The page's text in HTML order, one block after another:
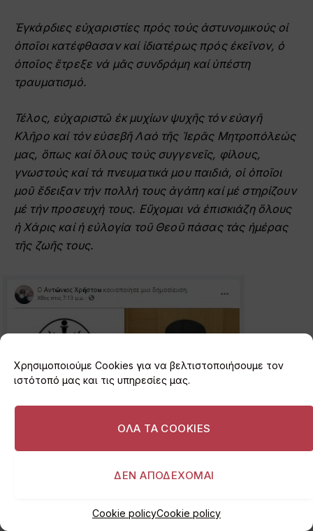
Χρησιμοποιούμε Cookies για να βελτιστοποιήσουμε τον
ιστότοπό μας και τις υπηρεσίες μας.
ΟΛΑ ΤΑ COOKIES
ΔΕΝ ΑΠΟΔΕΧΟΜΑΙ
Cookie policyCookie policy
Ἐγκάρδιες εὐχαριστίες πρός τούς ἀστυνομικούς οἱ
ὁποῖοι κατέφθασαν καί ἰδιατέρως πρός ἐκεῖνον, ὁ
ὁποῖος ἔτρεξε νά μᾶς συνδράμη καί ὑπέστη
τραυματισμό.
Τέλος, εὐχαριστῶ ἐκ μυχίων ψυχῆς τόν εὐαγῆ
Κλῆρο καί τόν εὐσεβῆ Λαό τῆς Ἱερᾶς Μητροπόλεώς
μας, ὅπως καί ὅλους τούς συγγενεῖς, φίλους,
γνωστούς καί τά πνευματικά μου παιδιά, οἱ ὁποῖοι
μοῦ ἔδειξαν τήν πολλή τους ἀγάπη καί μέ στηρίζουν
μέ τήν προσευχή τους. Εὔχομαι νά ἐπισκιάζη ὅλους
ἡ Χάρις καί ἡ εὐλογία τοῦ Θεοῦ πάσας τάς ἡμέρας
τῆς ζωῆς τους.